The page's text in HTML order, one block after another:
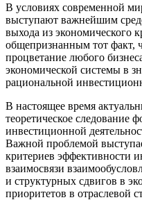
В условиях современной
выступают важнейшим
выхода из экономического
общепризнанным тот факт,
процветание любого
экономической системы в
рациональной
В настоящее время
теоретическое следование
инвестиционной
Важной проблемой
критериев эффективности
взаимосвязи
и структурных сдвигов в
приоритетов в отраслевой